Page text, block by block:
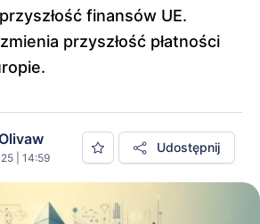
finansów UE.
przyszłość płatności
| 14:59
Udostępnij